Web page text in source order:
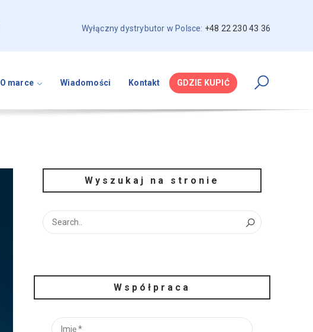
Wyłączny dystrybutor w Polsce: +48 22 230 43 36
O marce Wiadomości Kontakt GDZIE KUPIĆ
Wyszukaj na stronie
Współpraca